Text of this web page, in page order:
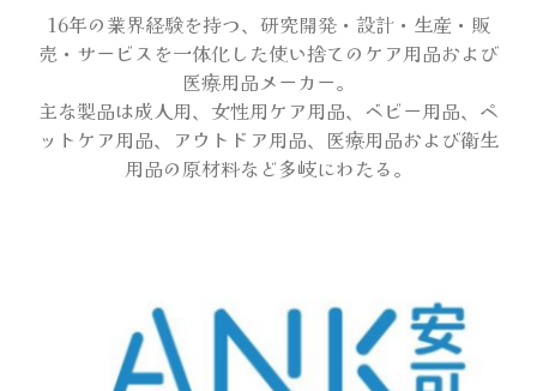
会場マップ
オフィシャルグッズ
アンケートプレゼント
出展者一覧
16年の業界経験を持つ、研究開発・設計・生産・販
売・サービスを一体化した使い捨てのケア用品および
医療用品メーカー。
主な製品は成人用、女性用ケア用品、ベビー用品、ペ
ットケア用品、アウトドア用品、医療用品および衛生
用品の原材料など多岐にわたる。